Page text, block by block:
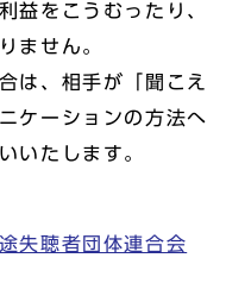
益をこうむったり、
ません。
は、相手が「聞こえ
ケーションの方法へ
いたします。
失聴者団体連合会